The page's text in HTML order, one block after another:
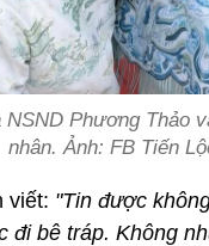
NSND Phương Thảo
nhân. Ảnh: FB Tiến
viết: "Tin được
đi bê tráp. Không